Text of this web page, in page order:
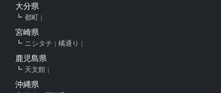
大分県
都町
宮崎県
ニシタチ 橘通り
鹿児島県
天文館
沖縄県